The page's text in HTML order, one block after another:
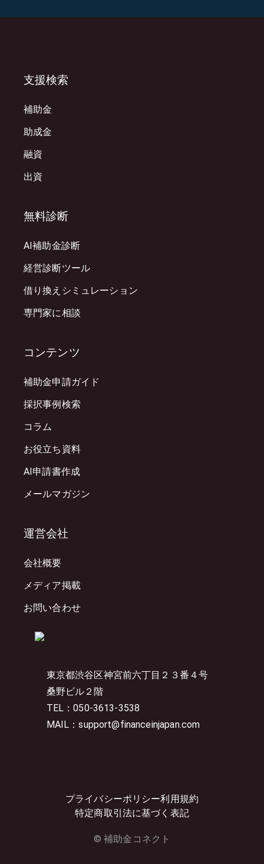
東京都渋谷区神宮前六丁目２３番４号
桑野ビル２階
TEL：050-3613-3538
MAIL：support@financeinjapan.com
プライバシーポリシー利用規約
特定商取引法に基づく表記
© 補助金コネクト
支援検索
補助金
助成金
融資
出資
無料診断
AI補助金診断
経営診断ツール
借り換えシミュレーション
専門家に相談
コンテンツ
補助金申請ガイド
採択事例検索
コラム
お役立ち資料
AI申請書作成
メールマガジン
運営会社
会社概要
メディア掲載
お問い合わせ